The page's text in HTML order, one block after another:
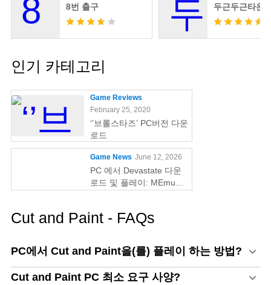
8번 출구 두근두근타운
인기 카테고리
Game Reviews
February 25, 2020
‘’브롤스타즈’ PC버전 다운
로드
Game News June 12, 2026
PC 에서 Devastate 다운
로드 및 플레이: MEmu
Cut and Paint - FAQs
PC에서 Cut and Paint을(를) 플레이 하는 방법?
Cut and Paint PC 최소 요구 사양?